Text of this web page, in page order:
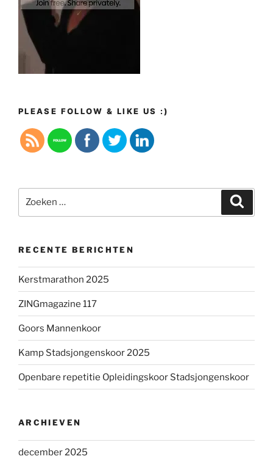
PLEASE FOLLOW & LIKE US :)
naar:
RECENTE BERICHTEN
Kerstmarathon 2025
ZINGmagazine 117
Goors Mannenkoor
Kamp Stadsjongenskoor 2025
Openbare repetitie Opleidingskoor Stadsjongenskoor
ARCHIEVEN
december 2025